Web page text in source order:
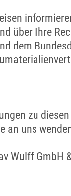
über Ihre
dem
zu
an uns
Wulff GmbH